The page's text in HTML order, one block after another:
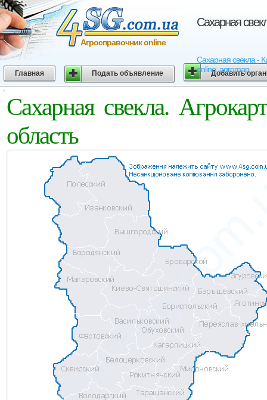
Сахарная
Сахарная свекла -
online, agromap
Агросправочник online
Главная Подать объявление Добавить
Сахарная свекла.
область